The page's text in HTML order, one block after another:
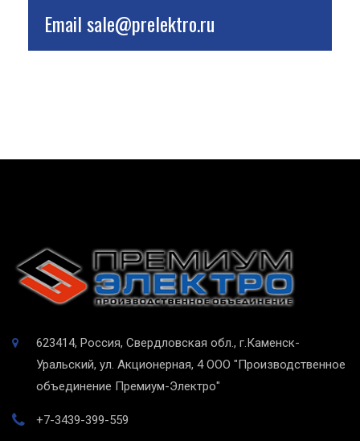
Emailsale@prelektro.ru
623414, Россия, Свердловская обл., г.Каменск-
Уральский, ул. Акционерная, 4 ООО "Производственное
объединение Премиум-Электро"
+7-3439-399-559